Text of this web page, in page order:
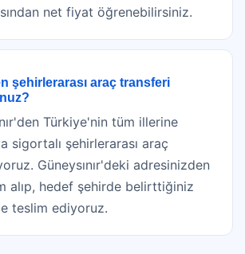
net fiyat öğrenebilirsiniz.
şehirlerarası araç transferi
Türkiye'nin tüm illerine
sigortalı şehirlerarası araç
Güneysınır'deki adresinizden
alıp, hedef şehirde belirttiğiniz
teslim ediyoruz.